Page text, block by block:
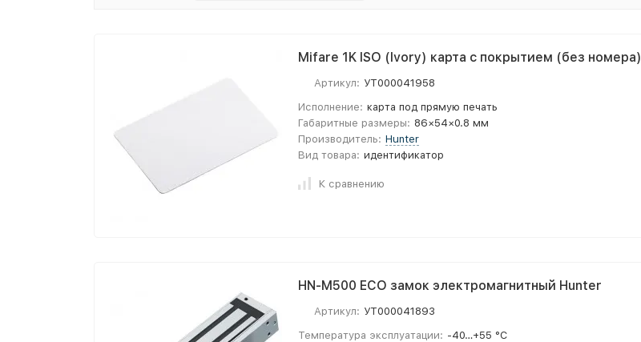
Mifare 1K ISO (Ivory) карта с покрытием (без номера)
Артикул: УТ000041958
Исполнение: карта под прямую печать
Габаритные размеры: 86×54×0.8 мм
Производитель: Hunter
Вид товара: идентификатор
К сравнению
HN-M500 ECO замок электромагнитный Hunter
Артикул: УТ000041893
Температура эксплуатации: -40…+55 °С